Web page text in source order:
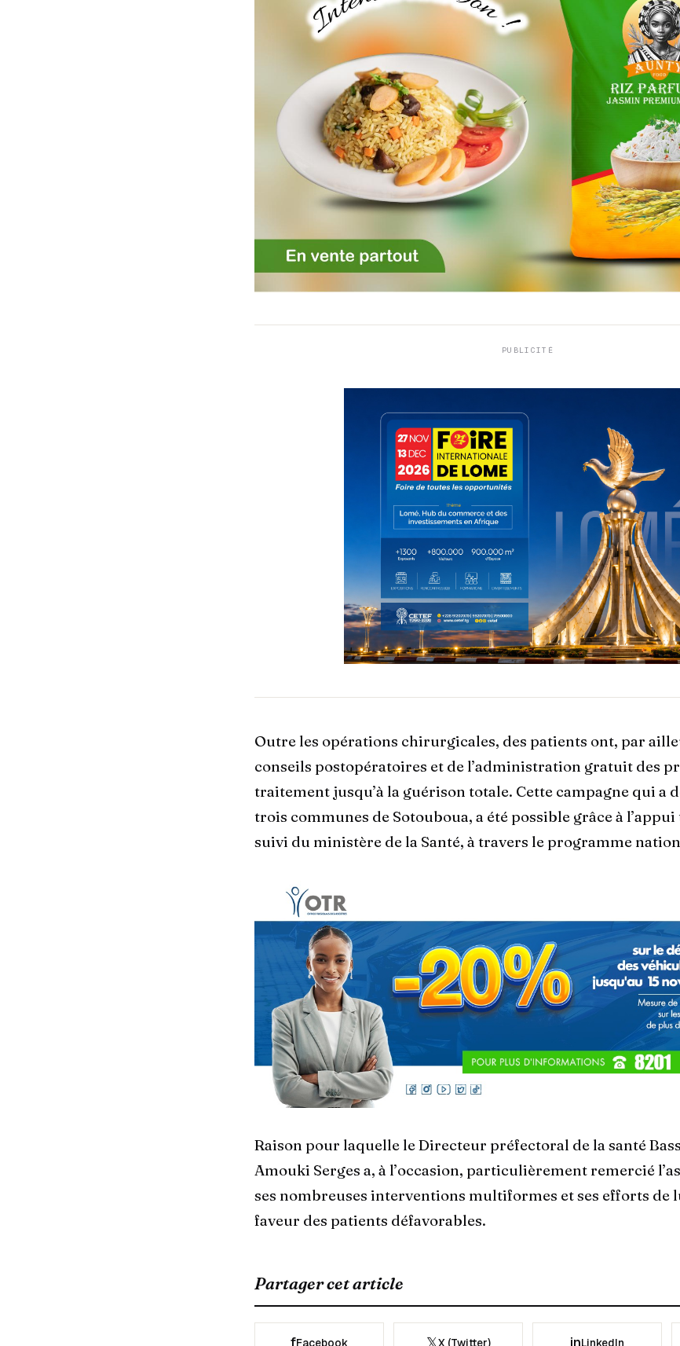
PUBLICITÉ
Outre les opérations chirurgicales, des patients ont, par
conseils postopératoires et de l’administration gratuit des
traitement jusqu’à la guérison totale. Cette campagne qui a
trois communes de Sotouboua, a été possible grâce à
suivi du ministère de la Santé, à travers le programme
Raison pour laquelle le Directeur préfectoral de la santé
Amouki Serges a, à l’occasion, particulièrement remercié
ses nombreuses interventions multiformes et ses efforts de
faveur des patients défavorables.
Partager cet article
fFacebook 𝕏X (Twitter) inLinkedIn